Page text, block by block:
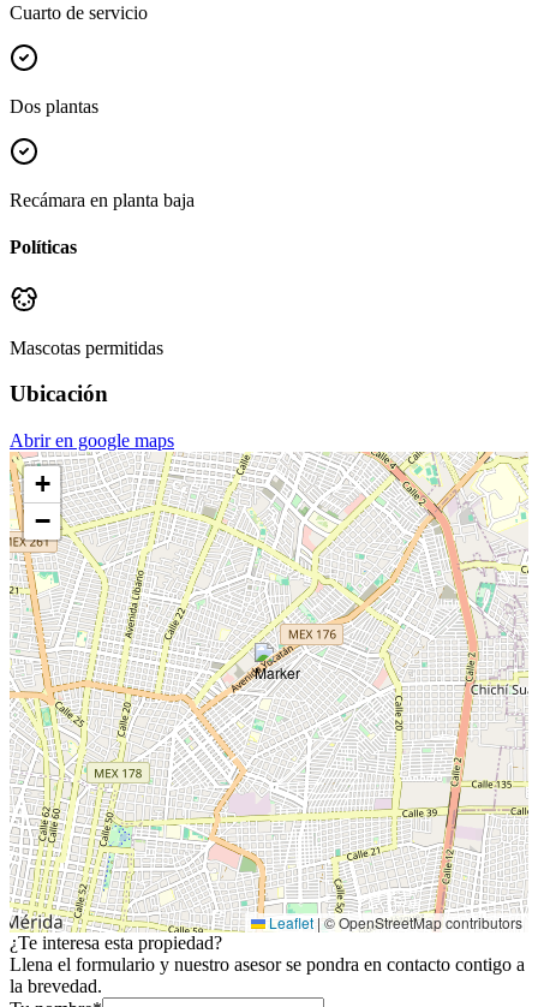
Cuarto de servicio
Dos plantas
Recámara en planta baja
Políticas
Mascotas permitidas
Ubicación
Abrir en google maps
+
−
Leaflet |© OpenStreetMap contributors
¿Te interesa esta propiedad?
Llena el formulario y nuestro asesor se pondra en contacto contigo a
la brevedad.